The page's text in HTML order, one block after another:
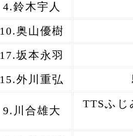
4.鈴木宇人
10.奥山優樹
17.坂本永羽
15.外川重弘
9.川合雄大
TTSふ